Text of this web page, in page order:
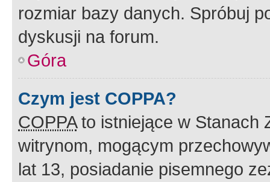
rozmiar bazy danych. Spróbuj
dyskusji na forum.
Góra
Czym jest COPPA?
COPPAto istniejące w Stanach
witrynom, mogącym
lat 13, posiadanie pisemnego